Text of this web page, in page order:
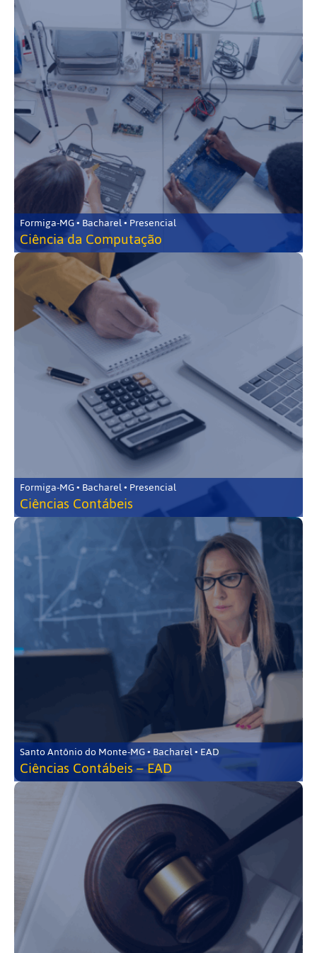
Formiga-MG • Bacharel • Presencial
Ciência da Computação
Formiga-MG • Bacharel • Presencial
Ciências Contábeis
Santo Antônio do Monte-MG • Bacharel • EAD
Ciências Contábeis – EAD